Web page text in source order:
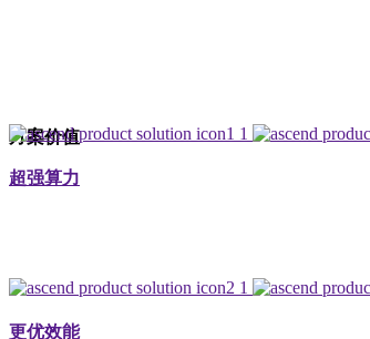
方案价值
超强算力
更优效能